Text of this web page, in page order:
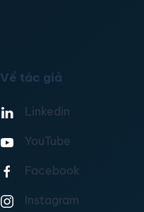
Về tác giả
Linkedin
YouTube
Facebook
Instagram